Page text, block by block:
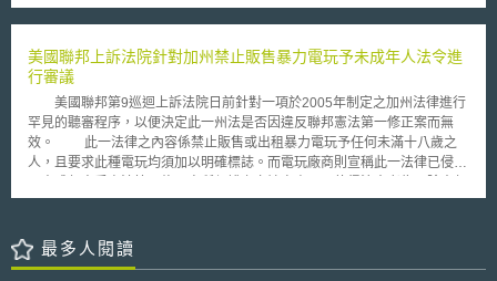
響。 值CRTC並將採取行動以確保因實施ITMPs而收集之個人資訊，不
取網際網路的ISP，無論使用何種技術，都將適用同樣的ITMPs管理原則。
在Google-Verizon於美國遊說網路中立性應不適用於行動無線網路之時，
Infrastructures，簡稱RIs）之資源凝聚及共享，讓原本僅為設施設備的RIs
723/2009號規則向歐盟執委會提出ERIC設立申請，經執委會同意後，ERIC
即可取得獨立法律地位及法律人格，以自己名義獲得、享有或放棄動產、不
動產及智慧財產，以及締結契約及作為訴訟當事人，並得豁免無須被課徵加
值稅（value added tax）和貨物稅（excise duty）等稅賦。歐盟創設ERIC
法律架構之目的，是希望能透過國際合作、彙集國際資源，在歐盟建立起頂
尖研發環境，吸引跨國研發活動集中與進駐，利用規模化的大型研究基礎設
施導引出世界級研發。 截至目前，由奧地利、比利時、捷克、德國、
大型的人口老化多國研究資料庫，並已收錄45,000筆以上年齡50歲以上個
人之健康、社經地位及社會家庭網絡之跨領域及跨國籍資料，SHARE-
美國聯邦上訴法院針對加州禁止販售暴力電玩予未成年人法令進
行審議
美國聯邦第9巡迴上訴法院日前針對一項於2005年制定之加州法律進行
罕見的聽審程序，以便決定此一州法是否因違反聯邦憲法第一修正案而無
效。 此一法律之內容係禁止販售或出租暴力電玩予任何未滿十八歲之
人，且要求此種電玩均須加以明確標誌。而電玩廠商則宣稱此一法律已侵犯
下級法院已對此一案件做出電玩廠商勝訴之判決外，其他的州法院也紛紛做
州檢察總長Zackery Morazzini依然表示：州政府本即有權協助家長使未成
年人遠離暴力電玩的不良影響。且美國聯邦最高法院亦已肯認禁止未成年人
最多人閱讀